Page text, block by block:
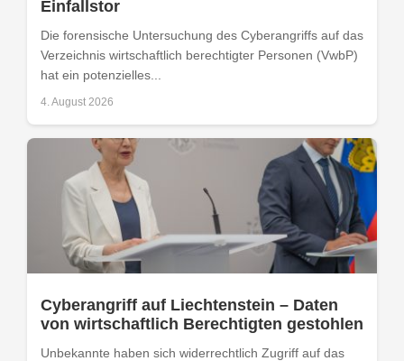
Einfallstor
Die forensische Untersuchung des Cyberangriffs auf das
Verzeichnis wirtschaftlich berechtigter Personen (VwbP)
hat ein potenzielles...
4. August 2026
Cyberangriff auf Liechtenstein – Daten
von wirtschaftlich Berechtigten gestohlen
Unbekannte haben sich widerrechtlich Zugriff auf das